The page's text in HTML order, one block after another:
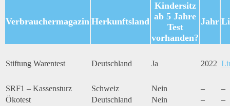
Verbrauchermagazin Herkunftsland
Kindersitz
ab 5 Jahre
Test
vorhanden?
Jahr
Stiftung Warentest Deutschland Ja 2022
SRF1 – Kassensturz Schweiz Nein –
–
Ökotest
Deutschland Nein –
–